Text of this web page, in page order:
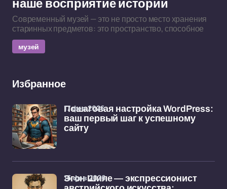
наше восприятие истории
Современный музей — это не просто место хранения
старинных предметов: это пространство, способное
музей
Избранное
Пошаговая настройка WordPress:
ваш первый шаг к успешному
сайту
17 фев 2026
Эгон Шиле — экспрессионист
16 фев 2026